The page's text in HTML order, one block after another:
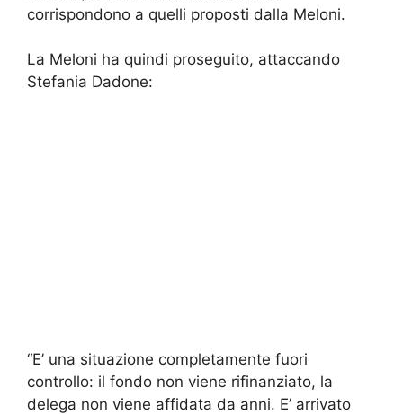
corrispondono a quelli proposti dalla Meloni.
La Meloni ha quindi proseguito, attaccando
Stefania Dadone:
“E’ una situazione completamente fuori
controllo: il fondo non viene rifinanziato, la
delega non viene affidata da anni. E’ arrivato